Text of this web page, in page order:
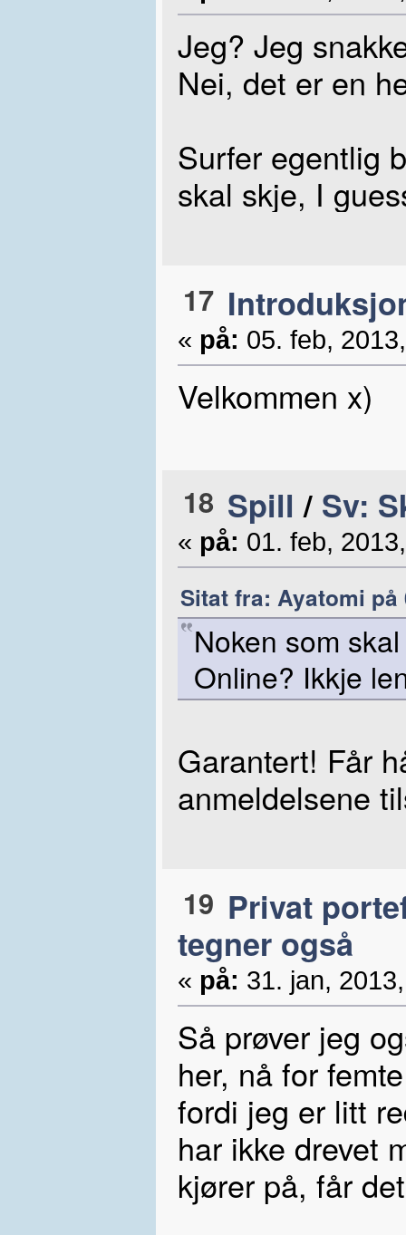
Jeg? Jeg
Nei, det er en
Surfer egentlig
skal skje, I
17
« på: 05. feb,
Velkommen x)
18 Spill / Sv:
« på: 01. feb,
Sitat fra: Ayatomi på
Noken som
Online? Ikkje
Garantert! Får
anmeldelsene
19 Privat
tegner også
« på: 31. jan,
Så prøver jeg
her, nå for
fordi jeg er litt
har ikke drevet
kjører på, får